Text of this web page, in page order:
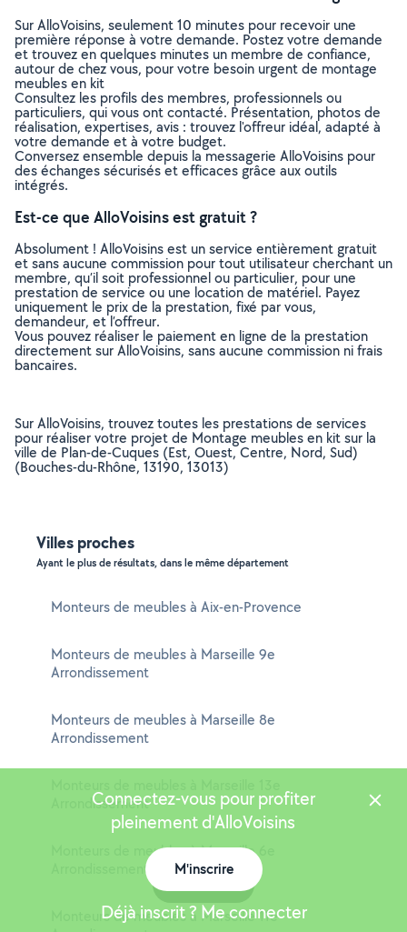
Sur AlloVoisins, seulement 10 minutes pour recevoir une
première réponse à votre demande. Postez votre demande
et trouvez en quelques minutes un membre de confiance,
autour de chez vous, pour votre besoin urgent de montage
meubles en kit
Consultez les profils des membres, professionnels ou
particuliers, qui vous ont contacté. Présentation, photos de
réalisation, expertises, avis : trouvez l'offreur idéal, adapté à
votre demande et à votre budget.
Conversez ensemble depuis la messagerie AlloVoisins pour
des échanges sécurisés et efficaces grâce aux outils
intégrés.
Est-ce que AlloVoisins est gratuit ?
Absolument ! AlloVoisins est un service entièrement gratuit
et sans aucune commission pour tout utilisateur cherchant un
membre, qu’il soit professionnel ou particulier, pour une
prestation de service ou une location de matériel. Payez
uniquement le prix de la prestation, fixé par vous,
demandeur, et l’offreur.
Vous pouvez réaliser le paiement en ligne de la prestation
directement sur AlloVoisins, sans aucune commission ni frais
bancaires.
Sur AlloVoisins, trouvez toutes les prestations de services
pour réaliser votre projet de Montage meubles en kit sur la
ville de Plan-de-Cuques (Est, Ouest, Centre, Nord, Sud)
(Bouches-du-Rhône, 13190, 13013)
Villes proches
Ayant le plus de résultats, dans le même département
Monteurs de meubles à Aix-en-Provence
Monteurs de meubles à Marseille 9e
Arrondissement
Monteurs de meubles à Marseille 8e
Arrondissement
Arrondissement
Monteurs de meubles à Marseille 6e
Arrondissement
Monteurs de meubles à Marseille 11e
Connectez-vous pour profiter
pleinement d'AlloVoisins
M'inscrire
Déjà inscrit ? Me connecter